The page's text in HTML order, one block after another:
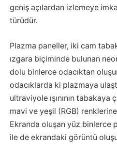
geniş açılardan izlemeye
türüdür.
Plazma paneller, iki cam
ızgara biçiminde bulunan
dolu binlerce odacıktan
odacıklarda ki plazmaya
ultraviyole ışınının tabakaya
mavi ve yeşil (RGB)
Ekranda oluşan yüz binlerce
ile de ekrandaki görüntü